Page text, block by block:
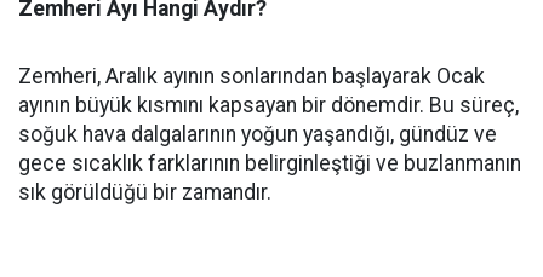
Zemheri Ayı Hangi Aydır?
Zemheri, Aralık ayının sonlarından başlayarak Ocak
ayının büyük kısmını kapsayan bir dönemdir. Bu süreç,
soğuk hava dalgalarının yoğun yaşandığı, gündüz ve
gece sıcaklık farklarının belirginleştiği ve buzlanmanın
sık görüldüğü bir zamandır.